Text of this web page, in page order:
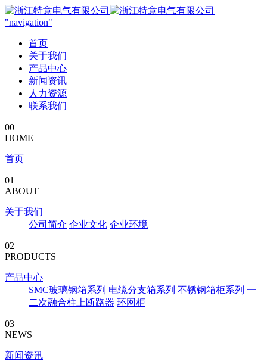
"navigation"
首页
关于我们
产品中心
新闻资讯
人力资源
联系我们
00
HOME
首页
01
ABOUT
关于我们
公司简介 企业文化 企业环境
02
PRODUCTS
产品中心
SMC玻璃钢箱系列 电缆分支箱系列 不锈钢箱柜系列 一
二次融合柱上断路器 环网柜
03
NEWS
新闻资讯